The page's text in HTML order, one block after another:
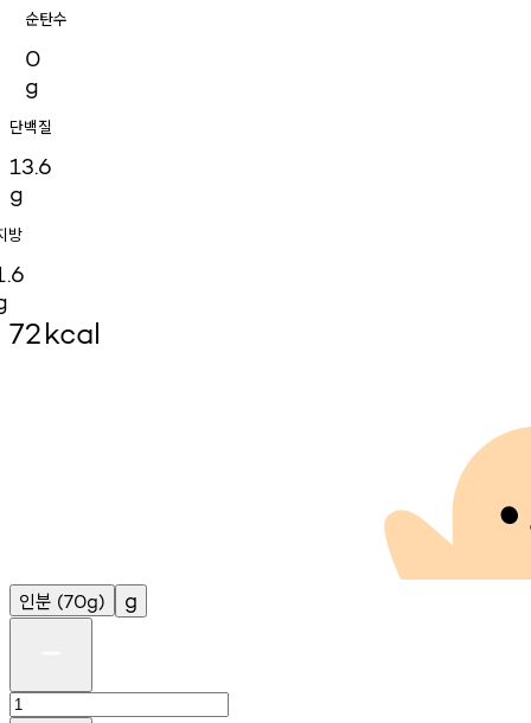
순탄수
0
g
단백질
13.6
g
방
72kcal
인분 (70g) g